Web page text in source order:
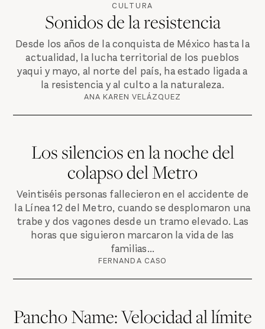
CULTURA
Sonidos de la resistencia
Desde los años de la conquista de México hasta la
actualidad, la lucha territorial de los pueblos
yaqui y mayo, al norte del país, ha estado ligada a
la resistencia y al culto a la naturaleza.
ANA KAREN VELÁZQUEZ
Los silencios en la noche del
colapso del Metro
Veintiséis personas fallecieron en el accidente de
la Línea 12 del Metro, cuando se desplomaron una
trabe y dos vagones desde un tramo elevado. Las
horas que siguieron marcaron la vida de las
familias...
FERNANDA CASO
Pancho Name: Velocidad al límite